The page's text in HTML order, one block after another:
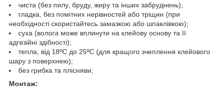
чиста (без пилу, бруду, жиру та інших забруднень);
гладка, без помітних нерівностей або тріщин (при
необхідності скористайтесь замазкою або шпаклівкою);
суха (волога може вплинути на клейову основу та її
адгезійні здібності);
тепла, від 18ºС до 25ºС (для кращого зчеплення клейового
шару з поверхнею);
без грибка та плісняви;
Монтаж: